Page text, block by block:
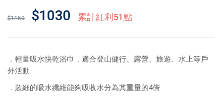
$1150 $1030 累計紅利51點
．輕量吸水快乾浴巾，適合登山健行、露營、旅遊、水上等戶
外活動
．超細的吸水纖維能夠吸收水分為其重量的4倍